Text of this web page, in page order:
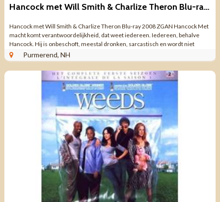
Hancock met Will Smith & Charlize Theron Blu-ray 2008 ZGAN
Hancock met Will Smith & Charlize Theron Blu-ray 2008 ZGAN Hancock Met
macht komt verantwoordelijkheid, dat weet iedereen. Iedereen, behalve
Hancock. Hij is onbeschoft, meestal dronken, sarcastisch en wordt niet
begrepen. Toch ...
Purmerend, NH